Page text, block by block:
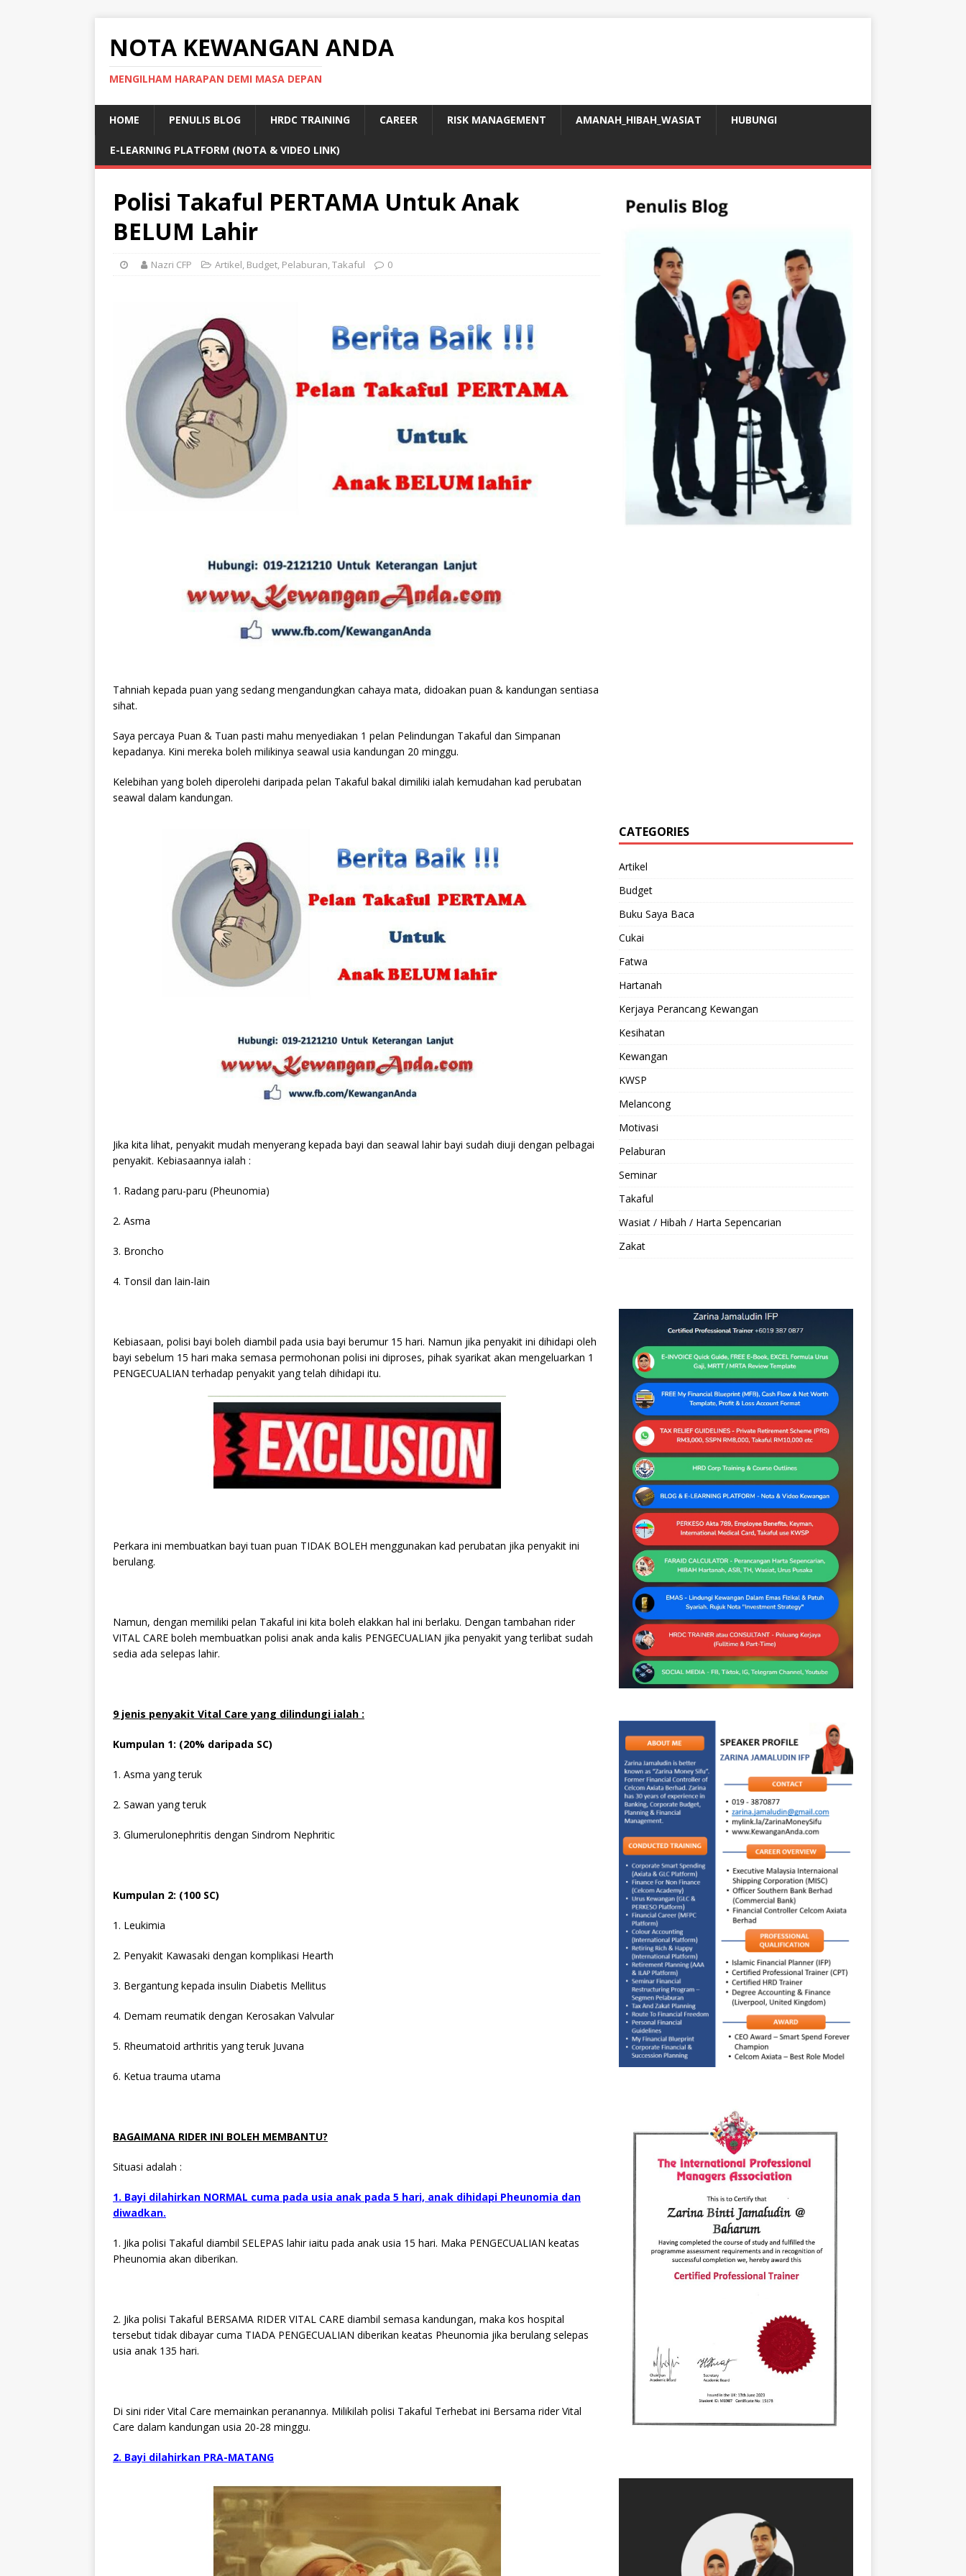
NOTA KEWANGAN ANDA
MENGILHAM HARAPAN DEMI MASA DEPAN
HOME PENULIS BLOG HRDC TRAINING CAREER RISK MANAGEMENT AMANAH_HIBAH_WASIAT HUBUNGI
E-LEARNING PLATFORM (NOTA & VIDEO LINK)
Polisi Takaful PERTAMA Untuk Anak
BELUM Lahir
Nazri CFP Artikel, Budget, Pelaburan,Takaful 0
Tahniah kepada puan yang sedang mengandungkan cahaya mata, didoakan puan & kandungan sentiasa
sihat.
Saya percaya Puan & Tuan pasti mahu menyediakan 1 pelan Pelindungan Takaful dan Simpanan
kepadanya. Kini mereka boleh milikinya seawal usia kandungan 20 minggu.
Kelebihan yang boleh diperolehi daripada pelan Takaful bakal dimiliki ialah kemudahan kad perubatan
seawal dalam kandungan.
Jika kita lihat, penyakit mudah menyerang kepada bayi dan seawal lahir bayi sudah diuji dengan pelbagai
penyakit. Kebiasaannya ialah :
1. Radang paru-paru (Pheunomia)
2. Asma
3. Broncho
4. Tonsil dan lain-lain
Kebiasaan, polisi bayi boleh diambil pada usia bayi berumur 15 hari. Namun jika penyakit ini dihidapi oleh
bayi sebelum 15 hari maka semasa permohonan polisi ini diproses, pihak syarikat akan mengeluarkan 1
PENGECUALIAN terhadap penyakit yang telah dihidapi itu.
Perkara ini membuatkan bayi tuan puan TIDAK BOLEH menggunakan kad perubatan jika penyakit ini
berulang.
Namun, dengan memiliki pelan Takaful ini kita boleh elakkan hal ini berlaku. Dengan tambahan rider
VITAL CARE boleh membuatkan polisi anak anda kalis PENGECUALIAN jika penyakit yang terlibat sudah
sedia ada selepas lahir.
9 jenis penyakit Vital Care yang dilindungi ialah :
Kumpulan 1: (20% daripada SC)
1. Asma yang teruk
2. Sawan yang teruk
3. Glumerulonephritis dengan Sindrom Nephritic
Kumpulan 2: (100 SC)
1. Leukimia
2. Penyakit Kawasaki dengan komplikasi Hearth
3. Bergantung kepada insulin Diabetis Mellitus
4. Demam reumatik dengan Kerosakan Valvular
5. Rheumatoid arthritis yang teruk Juvana
6. Ketua trauma utama
BAGAIMANA RIDER INI BOLEH MEMBANTU?
Situasi adalah :
1. Bayi dilahirkan NORMAL cuma pada usia anak pada 5 hari, anak dihidapi Pheunomia dan
diwadkan.
1. Jika polisi Takaful diambil SELEPAS lahir iaitu pada anak usia 15 hari. Maka PENGECUALIAN keatas
Pheunomia akan diberikan.
2. Jika polisi Takaful BERSAMA RIDER VITAL CARE diambil semasa kandungan, maka kos hospital
tersebut tidak dibayar cuma TIADA PENGECUALIAN diberikan keatas Pheunomia jika berulang selepas
usia anak 135 hari.
Di sini rider Vital Care memainkan peranannya. Milikilah polisi Takaful Terhebat ini Bersama rider Vital
Care dalam kandungan usia 20-28 minggu.
2. Bayi dilahirkan PRA-MATANG
CATEGORIES
Artikel
Budget
Buku Saya Baca
Cukai
Fatwa
Hartanah
Kerjaya Perancang Kewangan
Kesihatan
Kewangan
KWSP
Melancong
Motivasi
Pelaburan
Seminar
Takaful
Wasiat / Hibah / Harta Sepencarian
Zakat